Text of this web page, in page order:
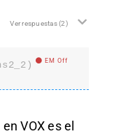
Ver respuestas(2)
EM Off
VOX es el